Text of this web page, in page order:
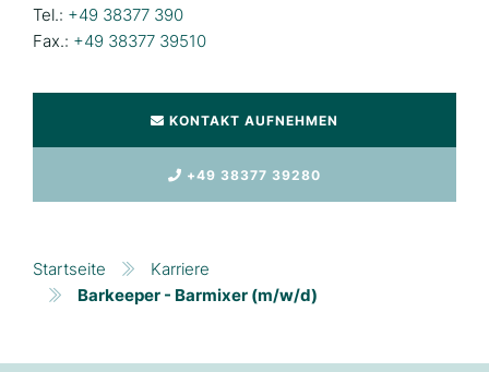
Tel.: +49 38377 390
Fax.: +49 38377 39510
KONTAKT AUFNEHMEN
+49 38377 39280
Startseite
Karriere
Barkeeper - Barmixer (m/w/d)